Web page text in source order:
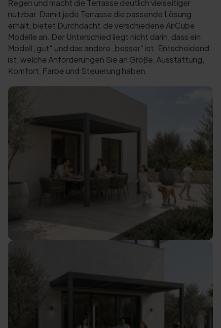
Regen und macht die Terrasse deutlich vielseitiger
nutzbar. Damit jede Terrasse die passende Lösung
erhält, bietet Durchdacht.de verschiedene AirCube
Modelle an. Der Unterschied liegt nicht darin, dass ein
Modell „gut“ und das andere „besser“ ist. Entscheidend
ist, welche Anforderungen Sie an Größe, Ausstattung,
Komfort, Farbe und Steuerung haben.